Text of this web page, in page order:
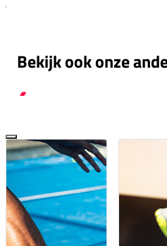
Bekijk ook onze